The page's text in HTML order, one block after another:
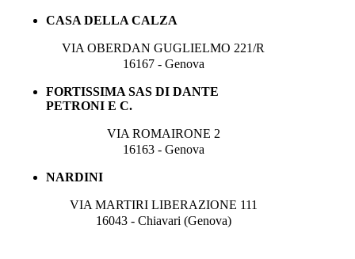
CASA DELLA CALZA
VIA OBERDAN GUGLIELMO 221/R
16167 - Genova
FORTISSIMA SAS DI DANTE
PETRONI E C.
VIA ROMAIRONE 2
16163 - Genova
NARDINI
VIA MARTIRI LIBERAZIONE 111
16043 - Chiavari (Genova)